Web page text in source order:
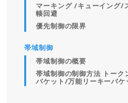
マーキング /キューイング/
輳回避
優先制御の限界
帯域制御
帯域制御の概要
帯域制御の制御方法 トーク
バケット/万能リーキーバケ